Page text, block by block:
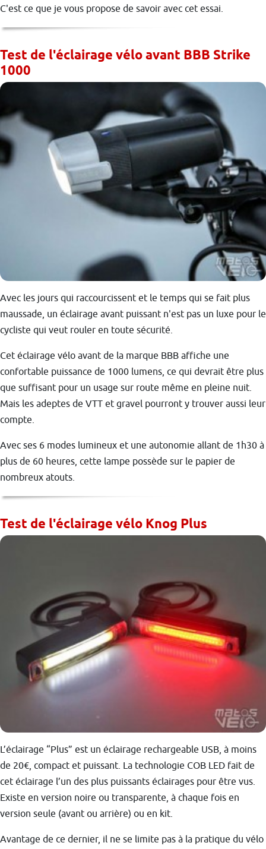
C'est ce que je vous propose de savoir avec cet essai.
Test de l'éclairage vélo avant BBB Strike
1000
Avec les jours qui raccourcissent et le temps qui se fait plus
maussade, un éclairage avant puissant n'est pas un luxe pour le
cycliste qui veut rouler en toute sécurité.
Cet éclairage vélo avant de la marque BBB affiche une
confortable puissance de 1000 lumens, ce qui devrait être plus
que suffisant pour un usage sur route même en pleine nuit.
Mais les adeptes de VTT et gravel pourront y trouver aussi leur
compte.
Avec ses 6 modes lumineux et une autonomie allant de 1h30 à
plus de 60 heures, cette lampe possède sur le papier de
nombreux atouts.
Test de l'éclairage vélo Knog Plus
L’éclairage “Plus” est un éclairage rechargeable USB, à moins
de 20€, compact et puissant. La technologie COB LED fait de
cet éclairage l’un des plus puissants éclairages pour être vus.
Existe en version noire ou transparente, à chaque fois en
version seule (avant ou arrière) ou en kit.
Avantage de ce dernier, il ne se limite pas à la pratique du vélo